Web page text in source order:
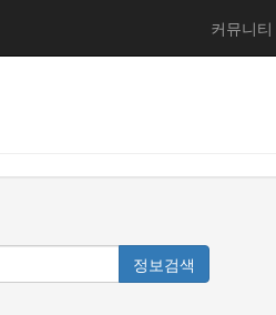
커뮤니티
정보검색